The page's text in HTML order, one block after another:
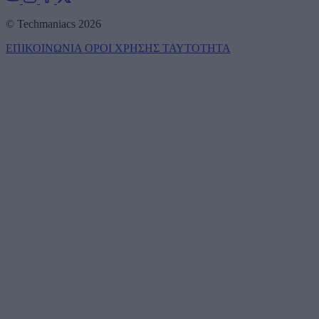
© Techmaniacs 2026
ΕΠΙΚΟΙΝΩΝΙΑ ΟΡΟΙ ΧΡΗΣΗΣ ΤΑΥΤΟΤΗΤΑ